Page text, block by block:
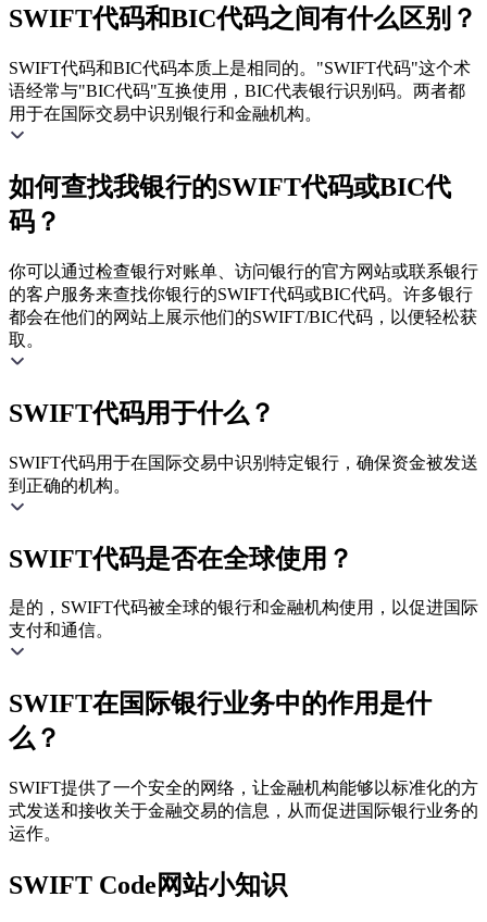
SWIFT代码和BIC代码之间有什么区别？
SWIFT代码和BIC代码本质上是相同的。"SWIFT代码"这个术
语经常与"BIC代码"互换使用，BIC代表银行识别码。两者都
用于在国际交易中识别银行和金融机构。
如何查找我银行的SWIFT代码或BIC代
码？
你可以通过检查银行对账单、访问银行的官方网站或联系银行
的客户服务来查找你银行的SWIFT代码或BIC代码。许多银行
都会在他们的网站上展示他们的SWIFT/BIC代码，以便轻松获
取。
SWIFT代码用于什么？
SWIFT代码用于在国际交易中识别特定银行，确保资金被发送
到正确的机构。
SWIFT代码是否在全球使用？
是的，SWIFT代码被全球的银行和金融机构使用，以促进国际
支付和通信。
SWIFT在国际银行业务中的作用是什
么？
SWIFT提供了一个安全的网络，让金融机构能够以标准化的方
式发送和接收关于金融交易的信息，从而促进国际银行业务的
运作。
SWIFT Code网站小知识